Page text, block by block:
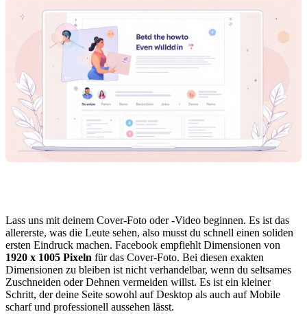
Lass uns mit deinem Cover-Foto oder -Video beginnen. Es ist das
allererste, was die Leute sehen, also musst du schnell einen soliden
ersten Eindruck machen. Facebook empfiehlt Dimensionen von
1920 x 1005 Pixeln für das Cover-Foto. Bei diesen exakten
Dimensionen zu bleiben ist nicht verhandelbar, wenn du seltsames
Zuschneiden oder Dehnen vermeiden willst. Es ist ein kleiner
Schritt, der deine Seite sowohl auf Desktop als auch auf Mobile
scharf und professionell aussehen lässt.